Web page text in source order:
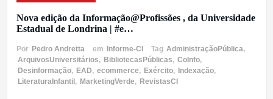
Nova edição da Informação@Profissões , da Universidade
Estadual de Londrina | #e…
Por Pedro Andretta em Informe-CI Tag AdministraçãoPública,
ArquivosUniversitários, BibliotecasPúblicas, CoInfo,
Desinformação, EAD, ecommerce, Exército, Indexação,
LiteraturaInfantil , MarketingVerde, RevistasCI